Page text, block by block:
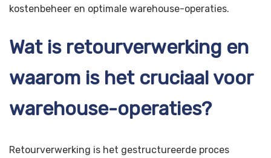
kostenbeheer en optimale warehouse-operaties.
Wat is retourverwerking en
waarom is het cruciaal voor
warehouse-operaties?
Retourverwerking is het gestructureerde proces